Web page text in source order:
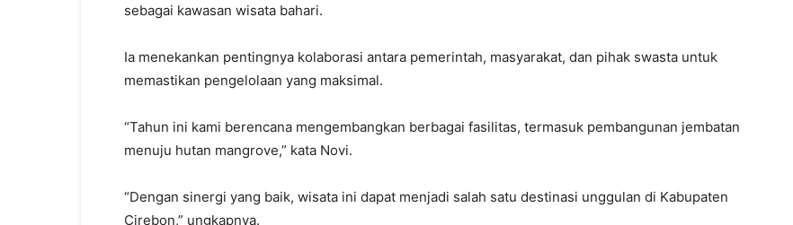
sebagai kawasan wisata bahari.
Ia menekankan pentingnya kolaborasi antara pemerintah, masyarakat, dan pihak swasta untuk
memastikan pengelolaan yang maksimal.
“Tahun ini kami berencana mengembangkan berbagai fasilitas, termasuk pembangunan jembatan
menuju hutan mangrove,” kata Novi.
“Dengan sinergi yang baik, wisata ini dapat menjadi salah satu destinasi unggulan di Kabupaten
Cirebon,” ungkapnya.